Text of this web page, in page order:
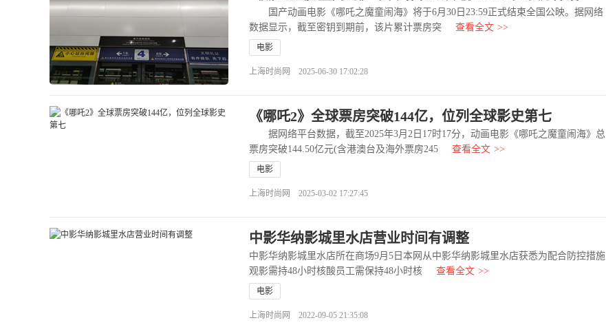
国产动画电影《哪吒之魔童闹海》将于6月30日23:59正式结束全国公映。据网络
数据显示，截至密钥到期前，该片累计票房突
查看全文 >>
电影
上海时尚网 2025-06-30 17:02:28
《哪吒2》全球票房突破144亿，位列全球影史第七
据网络平台数据，截至2025年3月2日17时17分，动画电影《哪吒之魔童闹海》总
票房突破144.50亿元(含港澳台及海外票房245
查看全文 >>
电影
上海时尚网 2025-03-02 17:27:45
中影华纳影城里水店营业时间有调整
中影华纳影城里水店所在商场9月5日本网从中影华纳影城里水店获悉为配合防控措施
观影需持48小时核酸员工需保持48小时核
查看全文 >>
电影
上海时尚网 2022-09-05 21:35:08